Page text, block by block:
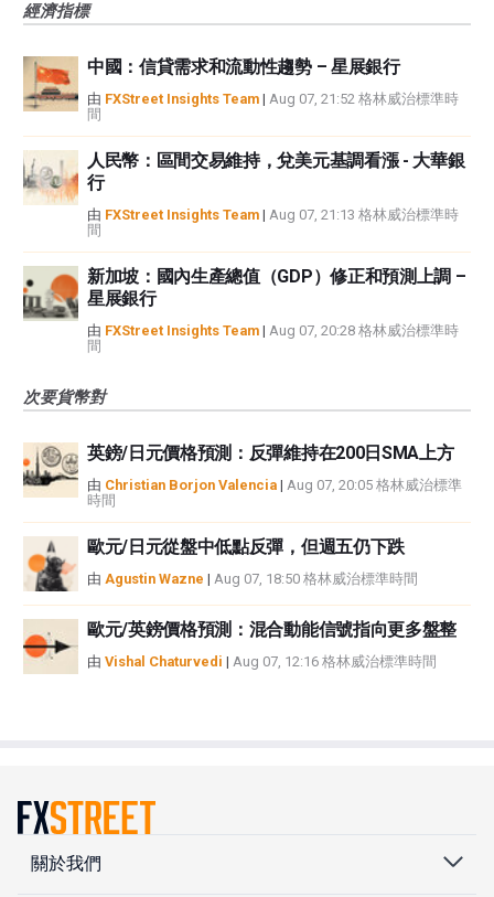
經濟指標
中國：信貸需求和流動性趨勢 – 星展銀行
由 FXStreet Insights Team | Aug 07, 21:52 格林威治標準時
間
人民幣：區間交易維持，兌美元基調看漲 - 大華銀
行
由 FXStreet Insights Team | Aug 07, 21:13 格林威治標準時
間
新加坡：國內生產總值（GDP）修正和預測上調 –
星展銀行
由 FXStreet Insights Team | Aug 07, 20:28 格林威治標準時
間
次要貨幣對
英鎊/日元價格預測：反彈維持在200日SMA上方
由 Christian Borjon Valencia | Aug 07, 20:05 格林威治標準
時間
歐元/日元從盤中低點反彈，但週五仍下跌
由 Agustin Wazne | Aug 07, 18:50 格林威治標準時間
歐元/英鎊價格預測：混合動能信號指向更多盤整
由 Vishal Chaturvedi | Aug 07, 12:16 格林威治標準時間
關於我們